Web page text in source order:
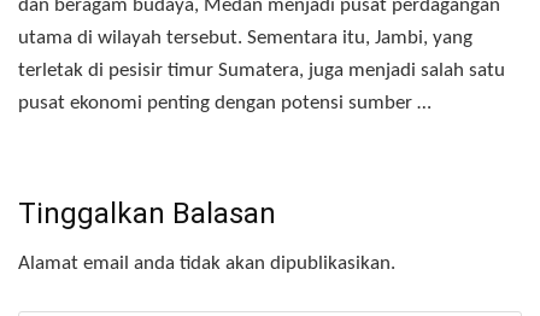
dan beragam budaya, Medan menjadi pusat perdagangan
utama di wilayah tersebut. Sementara itu, Jambi, yang
terletak di pesisir timur Sumatera, juga menjadi salah satu
pusat ekonomi penting dengan potensi sumber …
Tinggalkan Balasan
Alamat email anda tidak akan dipublikasikan.